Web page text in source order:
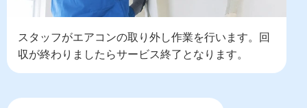
スタッフがエアコンの取り外し作業を行います。回
収が終わりましたらサービス終了となります。